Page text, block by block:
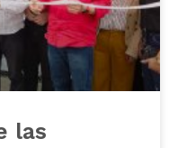
las